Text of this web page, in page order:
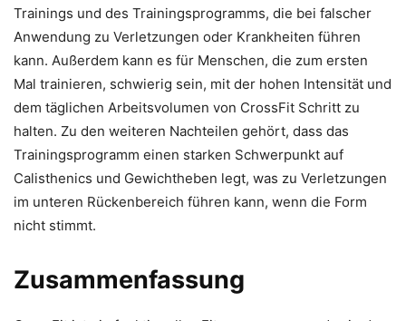
Trainings und des Trainingsprogramms, die bei falscher
Anwendung zu Verletzungen oder Krankheiten führen
kann. Außerdem kann es für Menschen, die zum ersten
Mal trainieren, schwierig sein, mit der hohen Intensität und
dem täglichen Arbeitsvolumen von CrossFit Schritt zu
halten. Zu den weiteren Nachteilen gehört, dass das
Trainingsprogramm einen starken Schwerpunkt auf
Calisthenics und Gewichtheben legt, was zu Verletzungen
im unteren Rückenbereich führen kann, wenn die Form
nicht stimmt.
Zusammenfassung